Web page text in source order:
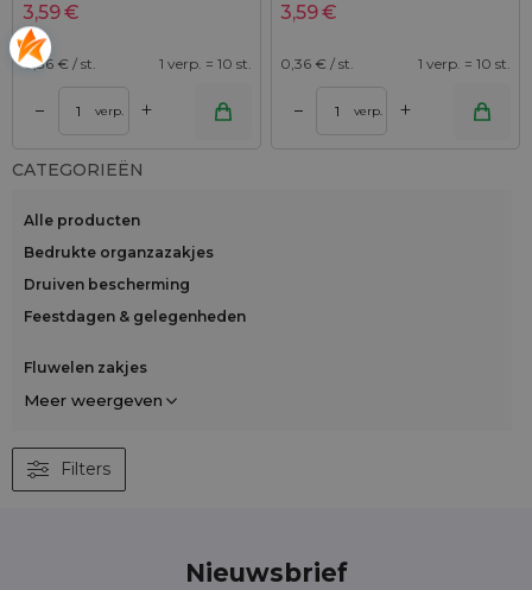
3,59€
0,36 € / st. 1 verp. = 10 st.
– verp. +
3,59€
0,36 € / st. 1 verp. = 10 st.
– verp. +
CATEGORIEËN
Alle producten
Bedrukte organzazakjes
Druiven bescherming
Feestdagen & gelegenheden
Fluwelen zakjes
Meer weergeven
Filters
Nieuwsbrief